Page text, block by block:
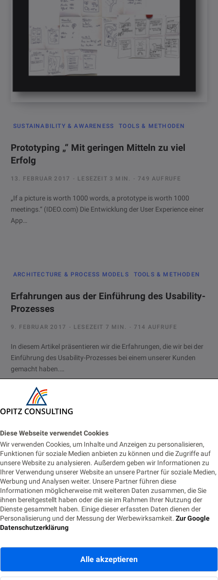
Diese Webseite verwendet Cookies
Wir verwenden Cookies, um Inhalte und Anzeigen zu personalisieren,
Funktionen für soziale Medien anbieten zu können und die Zugriffe auf
unsere Website zu analysieren. Außerdem geben wir Informationen zu
Ihrer Verwendung unserer Website an unsere Partner für soziale Medien,
Werbung und Analysen weiter. Unsere Partner führen diese
Informationen möglicherweise mit weiteren Daten zusammen, die Sie
ihnen bereitgestellt haben oder die sie im Rahmen Ihrer Nutzung der
Dienste gesammelt haben. Einige dieser erfassten Daten dienen der
Personalisierung und der Messung der Werbewirksamkeit. Zur Google
Datenschutzerklärung
Alle akzeptieren
SUSTAINABILITY & AWARENESS TOOLS & METHODEN
Prototyping „“ Mit geringen Mitteln zu viel
Erfolg
13. FEBRUAR 2017 LESEZEIT 3 MIN. 749 AUFRUFE
„If a picture is worth 1000 words, a prototype is worth 1000
meetings.“ (IDEO.com) Die Entwicklung der User Experience einer
App…
ARCHITECTURE & PROCESS MODELS TOOLS & METHODEN
Erfahrungen aus der Einführung des Usability-
Prozesses
9. FEBRUAR 2017 LESEZEIT 7 MIN. 714 AUFRUFE
In diesem Artikel präsentieren wir die Erfahrungen, die wir bei der
Einführung des Usability-Prozesses bei einem unserer Kunden
gemacht haben.…
Usability – Weit mehr als „žsieht schick aus“œ
6. FEBRUAR 2017 LESEZEIT 5 MIN. 271 AUFRUFE
Von Alexander Ludwig Was ist Usability? Als Usability-Engineer
erlebt man in Gesprächen häufig, dass bei Usability nur an
Oberflächen gedacht…